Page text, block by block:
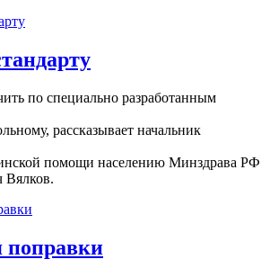
по специально разработанным
рассказывает начальник
помощи населению Минздрава РФ
Вялков.
поправки